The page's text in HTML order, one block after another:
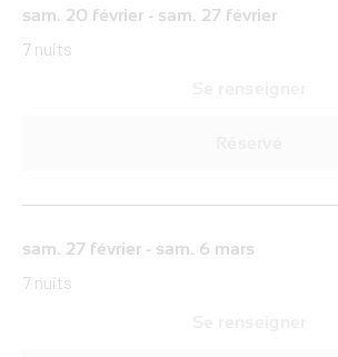
sam. 20 février - sam. 27 février
7 nuits
sam. 27 février - sam. 6 mars
7 nuits